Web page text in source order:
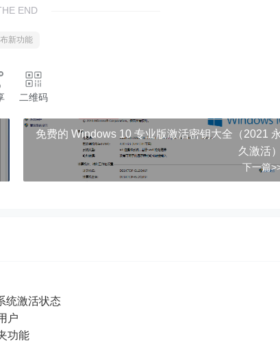
END
新功能
二维码
免费的 Windows 10 专业版激活密钥大全（2021
久激活
下一篇
统激活状态
户
功能